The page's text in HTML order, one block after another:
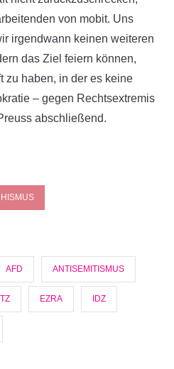
von mobit. Uns
irgendwann keinen weiteren
das Ziel feiern können,
zu haben, in der es keine
– gegen Rechtsextremis
abschließend.
AFD ANTISEMITISMUS
EZRA IDZ